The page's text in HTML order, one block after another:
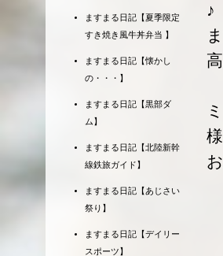
♪
ますまる日記【夏季限定
すき焼き風牛丼弁当 】
ますまる日記【懐かし
の・・・】
ますまる日記【黒部ダ
ム】
ますまる日記【北陸新幹
線鉄旅ガイド】
ますまる日記【あじさい
祭り】
ますまる日記【デイリー
スポーツ】